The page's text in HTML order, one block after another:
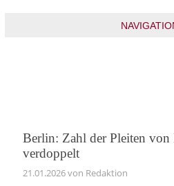
Berlin: Zahl der Pleiten von
verdoppelt
21.01.2026von Redaktion